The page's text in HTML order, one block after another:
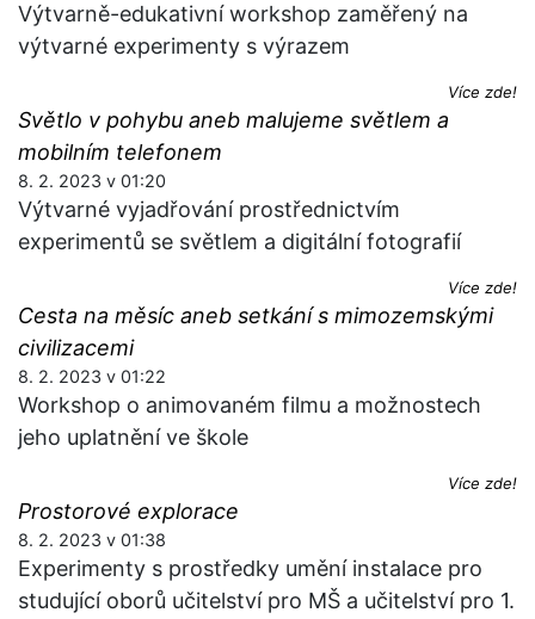
Výtvarně-edukativní workshop zaměřený na
výtvarné experimenty s výrazem
Více zde!
Světlo v pohybu aneb malujeme světlem a
mobilním telefonem
8. 2. 2023 v 01:20
Výtvarné vyjadřování prostřednictvím
experimentů se světlem a digitální fotografií
Více zde!
Cesta na měsíc aneb setkání s mimozemskými
civilizacemi
8. 2. 2023 v 01:22
Workshop o animovaném filmu a možnostech
jeho uplatnění ve škole
Více zde!
Prostorové explorace
8. 2. 2023 v 01:38
Experimenty s prostředky umění instalace pro
studující oborů učitelství pro MŠ a učitelství pro 1.